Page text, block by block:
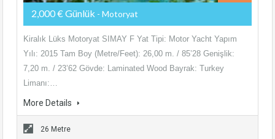
2,000 € Günlük - Motoryat
Kiralık Lüks Motoryat SIMAY F Yat Tipi: Motor Yacht Yapım
Yılı: 2015 Tam Boy (Metre/Feet): 26,00 m. / 85’28 Genişlik:
7,20 m. / 23’62 Gövde: Laminated Wood Bayrak: Turkey
Limanı:…
More Details
26 Metre